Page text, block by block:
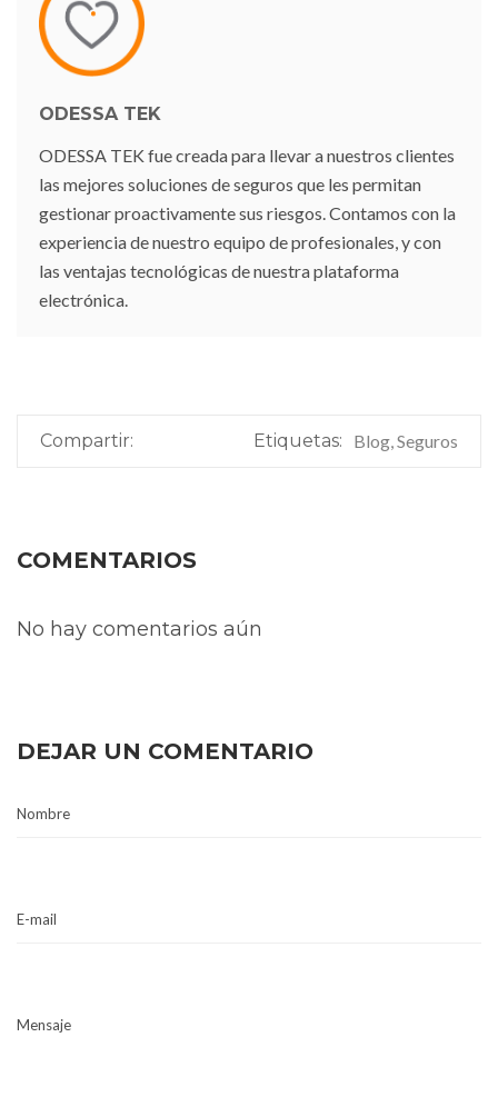
ODESSA TEK
ODESSA TEK fue creada para llevar a nuestros clientes
las mejores soluciones de seguros que les permitan
gestionar proactivamente sus riesgos. Contamos con la
experiencia de nuestro equipo de profesionales, y con
las ventajas tecnológicas de nuestra plataforma
electrónica.
Compartir: Etiquetas: Blog, Seguros
COMENTARIOS
No hay comentarios aún
DEJAR UN COMENTARIO
Nombre
E-mail
Mensaje